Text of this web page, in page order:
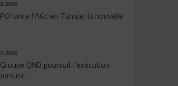
lance l'A6c en Tunisie: la nouvelle
QNB poursuit l’exécution
...